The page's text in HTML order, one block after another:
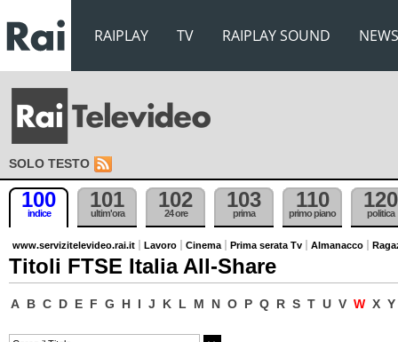
RAIPLAY TV RAIPLAY SOUND NEWS
SOLO TESTO
100
indice
101
ultim'ora
102
24 ore
103
prima
110
primo piano
120
politica
www.servizitelevideo.rai.it Lavoro Cinema Prima serata Tv Almanacco
Titoli FTSE Italia All-Share
A B C D E F G H I J K L M N O P Q R S T U V W X Y